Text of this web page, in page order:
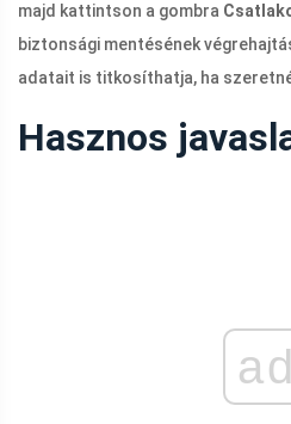
majd kattintson a gombra
biztonsági mentésének
adatait is titkosíthatja, ha
Hasznos
ad